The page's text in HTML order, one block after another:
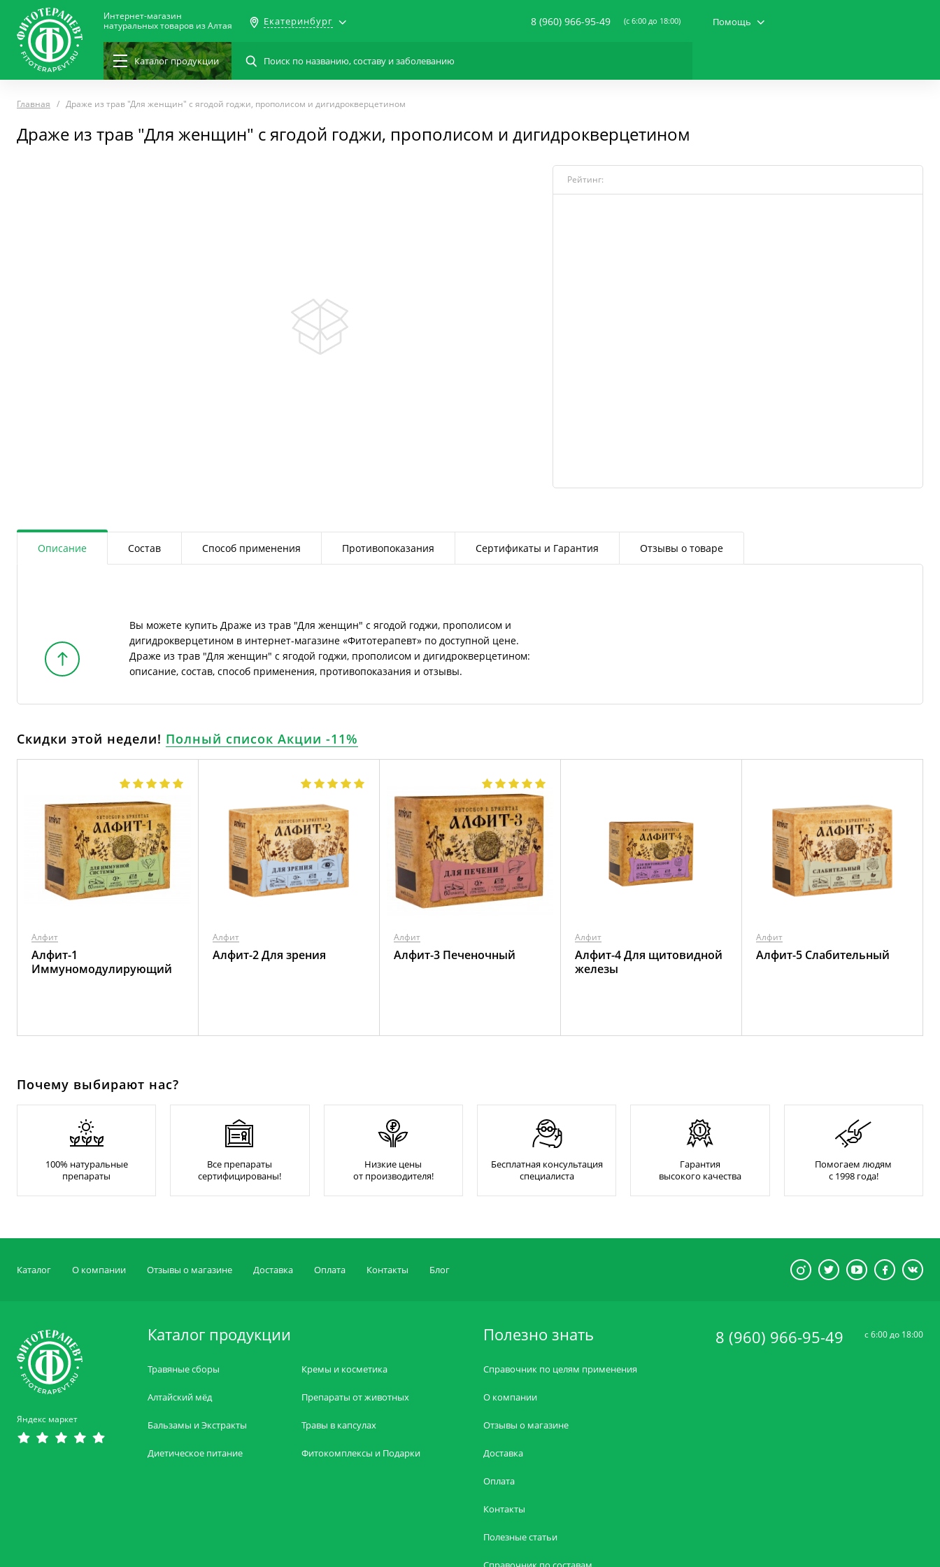
Интернет-магазин
натуральных товаров из Алтая
Екатеринбург 8 (960) 966-95-49 (c 6:00 до 18:00) Помощь
Каталогпродукции
Главная Драже из трав "Для женщин" с ягодой годжи, прополисом и дигидрокверцетином
Драже из трав "Для женщин" с ягодой годжи, прополисом и дигидрокверцетином
Рейтинг:
Описание Состав Способ применения Противопоказания Сертификаты и Гарантия Отзывы о товаре
Вы можете купить Драже из трав "Для женщин" с ягодой годжи, прополисом и
дигидрокверцетином в интернет-магазине «Фитотерапевт» по доступной цене.
Драже из трав "Для женщин" с ягодой годжи, прополисом и дигидрокверцетином:
описание, состав, способ применения, противопоказания и отзывы.
Скидки этой недели! Полный список Акции -11%
Алфит
Алфит-1
Иммуномодулирующий
Алфит
Алфит-2 Для зрения
Алфит
Алфит-3 Печеночный
Алфит
Алфит-4 Для щитовидной
железы
Алфит
Алфит-5 Слабительный
Почему выбирают нас?
100% натуральные
препараты
Все препараты
сертифицированы!
Низкие цены
от производителя!
Бесплатная консультация
специалиста
Гарантия
высокого качества
Помогаем людям
с 1998 года!
Каталог О компании Отзывы о магазине Доставка Оплата Контакты Блог
Яндекс маркет
Каталог продукции
Травяные сборы
Алтайский мёд
Бальзамы и Экстракты
Диетическое питание
Кремы и косметика
Препараты от животных
Травы в капсулах
Фитокомплексы и Подарки
Полезно знать
Справочник по целям применения
О компании
Отзывы о магазине
Доставка
Оплата
Контакты
Полезные статьи
8 (960) 966-95-49 c 6:00 до 18:00